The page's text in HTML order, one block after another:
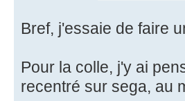
Bref, j'essaie de faire
Pour la colle, j'y ai
recentré sur sega, au